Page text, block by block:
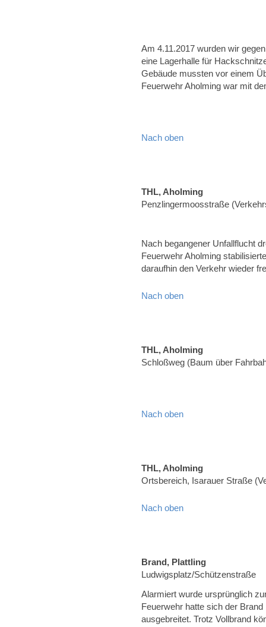
Am 4.11.2017 wurden wir
eine Lagerhalle für
Gebäude mussten vor einem
Feuerwehr Aholming war mit
Nach oben
THL, Aholming
Penzlingermoosstraße
Nach begangener Unfallflucht
Feuerwehr Aholming
daraufhin den Verkehr wieder
Nach oben
THL, Aholming
Schloßweg (Baum über
Nach oben
THL, Aholming
Ortsbereich, Isarauer Straße
Nach oben
Brand, Plattling
Ludwigsplatz/Schützenstraße
Alarmiert wurde ursprünglich
Feuerwehr hatte sich der
ausgebreitet. Trotz Vollbrand